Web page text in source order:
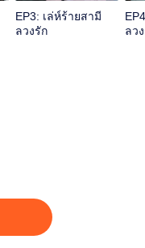
EP3: เล่ห์ร้ายสามี
ลวงรัก
ลว